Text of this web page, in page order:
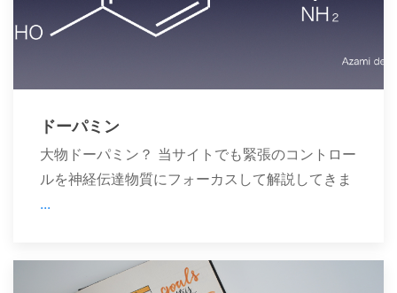
ドーパミン
大物ドーパミン？ 当サイトでも緊張のコントロー
ルを神経伝達物質にフォーカスして解説してきま
...